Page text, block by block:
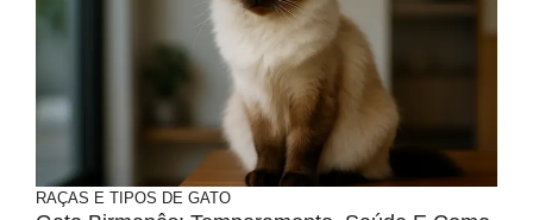
RAÇAS E TIPOS DE GATO